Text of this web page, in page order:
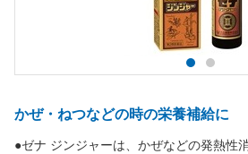
かぜ・ねつなどの時の栄養補給に
●ゼナ ジンジャーは、かぜなどの発熱性